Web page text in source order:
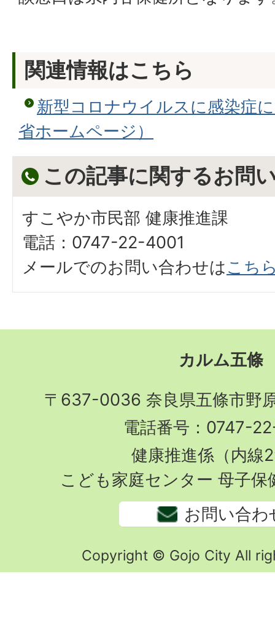
関連情報はこちら
新型コロナウイルスに感染症
省ホームページ）
この記事に関するお問
すこやか市民部 健康推進課
電話：0747-22-4001
メールでのお問い合わせはこち
カルム五條
〒637-0036 奈良県五條市野
電話番号：0747-
健康推進係（内線
こども家庭センター 母子
お問い合わ
Copyright © Gojo City All